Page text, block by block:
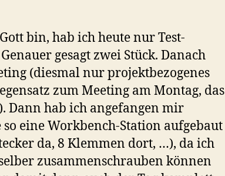
bin, hab ich heute nur Test-
gesagt zwei Stück. Danach
(diesmal nur projektbezogenes
zum Meeting am Montag, das
Dann hab ich angefangen mir
eine Workbench-Station aufgebaut
da, 8 Klemmen dort, …), da ich
zusammenschrauben können